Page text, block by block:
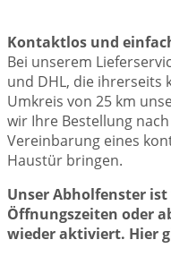
Kontaktlos und
Bei unserem
und DHL, die ihrerseits
Umkreis von 25 km
wir Ihre Bestellung
Vereinbarung eines
Haustür bringen.
Unser Abholfenster
Öffnungszeiten oder
wieder aktiviert. Hier